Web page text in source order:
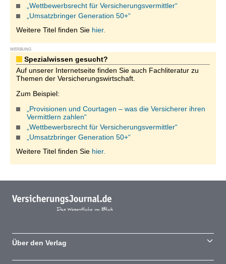
„Wettbewerbsrecht für Versicherungsvermittler“
„Umsatzbringer Generation 50+“
Weitere Titel finden Sie hier.
WERBUNG
Spezialwissen gesucht?
Auf unserer Internetseite finden Sie auch Fachliteratur zu
Themen der Versicherungswirtschaft.
Zum Beispiel:
„Provisionen und Courtagen – was die Versicherer ihren
Vermittlern zahlen“
„Wettbewerbsrecht für Versicherungsvermittler“
„Umsatzbringer Generation 50+“
Weitere Titel finden Sie hier.
Über den Verlag